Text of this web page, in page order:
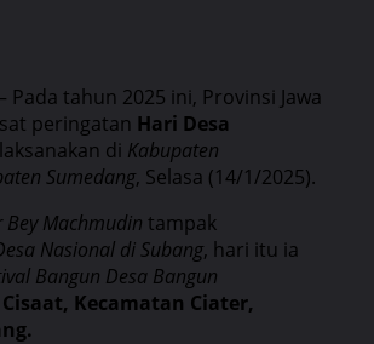
Pada tahun 2025 ini, Provinsi Jawa
peringatan Hari Desa
di Kabupaten
Sumedang, Selasa (14/1/2025).
Machmudin tampak
Nasional di Subang, hari itu ia
Bangun Desa Bangun
Cisaat, Kecamatan Ciater,